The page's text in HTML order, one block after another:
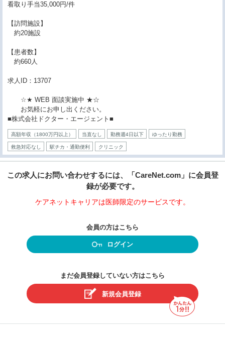
看取り手当35,000円/件
【訪問施設】
約20施設
【患者数】
約660人
求人ID：13707
☆★ WEB 面談実施中 ★☆
お気軽にお申し出ください。
■株式会社ドクター・エージェント■
高額年収（1800万円以上） 当直なし 勤務週4日以下 ゆったり勤務
救急対応なし 駅チカ・通勤便利 クリニック
この求人にお問い合わせするには、「CareNet.com」に会員登
録が必要です。
ケアネットキャリアは医師限定のサービスです。
会員の方はこちら
ログイン
まだ会員登録していない方はこちら
新規会員登録